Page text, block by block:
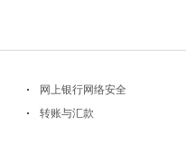
网上银行网络安全
转账与汇款